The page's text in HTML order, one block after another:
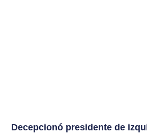
Decepcionó presidente de